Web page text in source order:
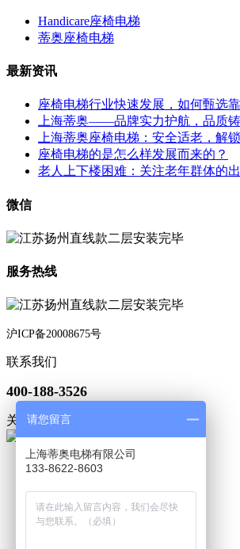
Handicare座椅电梯
蒂奥座椅电梯
最新资讯
座椅电梯行业快速发展，如何甄选
上海蒂奥——品牌实力护航，品质
上海蒂奥座椅电梯：安全适老，解
座椅电梯的是怎么样发展而来的？
老人上下楼困难：关注老年群体的
微信
服务热线
沪ICP备20008675号
联系我们
400-188-3526
关注微信
请您留言
上海蒂奥电梯有限公司
133-8622-8603